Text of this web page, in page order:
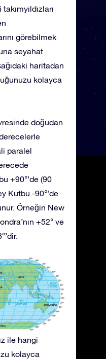
görebilmek
seyahat
haritadan
kolayca
doğudan
paralel
+90°’de (90
Kutbu -90°’de
Örneğin New
+52° ve
ile hangi
kolayca